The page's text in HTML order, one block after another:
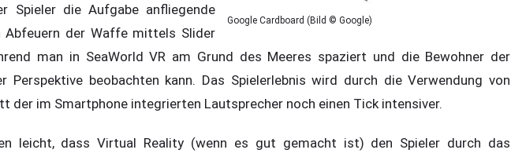
Google Cardboard (Bild © Google)
Spieler die Aufgabe anfliegende
Abfeuern der Waffe mittels Slider
man in SeaWorld VR am Grund des Meeres spaziert und die Bewohner der
Perspektive beobachten kann. Das Spielerlebnis wird durch die Verwendung von
der im Smartphone integrierten Lautsprecher noch einen Tick intensiver.
leicht, dass Virtual Reality (wenn es gut gemacht ist) den Spieler durch das